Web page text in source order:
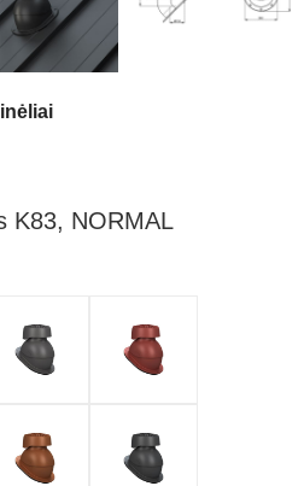
K83, NORMAL